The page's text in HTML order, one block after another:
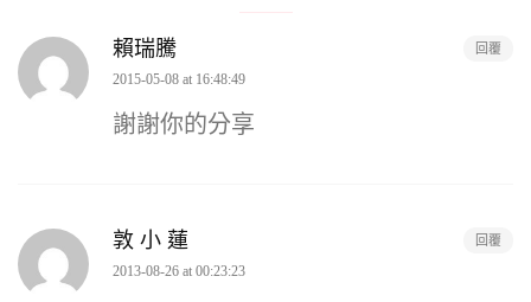
賴瑞騰
2015-05-08 at 16:48:49
謝謝你的分享
回覆
敦 小 蓮
2013-08-26 at 00:23:23
回覆